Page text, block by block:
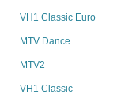
VH1 Classic Euro
MTV Dance
MTV2
VH1 Classic